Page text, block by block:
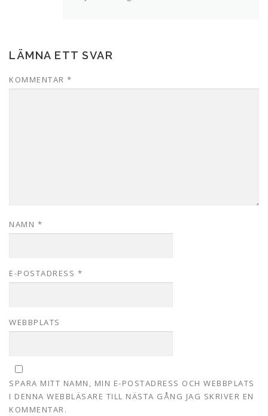
LÄMNA ETT SVAR
KOMMENTAR *
NAMN *
E-POSTADRESS *
WEBBPLATS
SPARA MITT NAMN, MIN E-POSTADRESS OCH WEBBPLATS
I DENNA WEBBLÄSARE TILL NÄSTA GÅNG JAG SKRIVER EN
KOMMENTAR.